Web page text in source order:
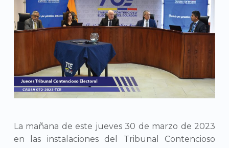
La mañana de este jueves 30 de marzo de 2023
en las instalaciones del Tribunal Contencioso